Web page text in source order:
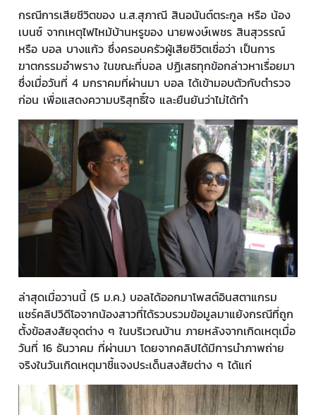
กรณีการเสียชีวิตของ น.ส.สุภาณี สินอนันต์ตระกูล หรือ น้อง
เบนซ์ จากเหตุไฟไหม้บ้านหรูของ นายพงษ์เพชร สินสุวรรณ์
หรือ บอล บางแก้ว ซึ่งครอบครัวผู้เสียชีวิตเชื่อว่า เป็นการ
ฆาตกรรมอำพราง ในขณะที่บอล ปฏิเสธทุกข้อกล่าวหาเรื่อยมา
ซึ่งเมื่อวันที่ 4 มกราคมที่ผ่านมา บอล ได้เข้ามอบตัวกับตำรวจ
ก่อน เพื่อแสดงความบริสุทธิ์ใจ และยืนยันว่าไม่ได้ทำ
ล่าสุดเมื่อวานนี้ (5 ม.ค.) บอลได้ออกมาโพสต์อินสตาแกรม
แชร์คลิปวิดีโอจากน้องสาวที่ได้รวบรวมข้อมูลมาแย้งกรณีที่ถูก
ตั้งข้อสงสัยจุดต่าง ๆ ในบริเวณบ้าน ภายหลังจากเกิดเหตุเมื่อ
วันที่ 16 ธันวาคม ที่ผ่านมา โดยจากคลิปได้มีการนำภาพถ่าย
จริงในวันเกิดเหตุมาชี้แจงประเด็นสงสัยต่าง ๆ ได้แก่